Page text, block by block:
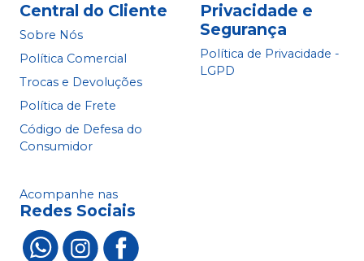
Central do Cliente
Sobre Nós
Política Comercial
Trocas e Devoluções
Política de Frete
Código de Defesa do
Consumidor
Privacidade e
Segurança
Política de Privacidade -
LGPD
Acompanhe nas
Redes Sociais